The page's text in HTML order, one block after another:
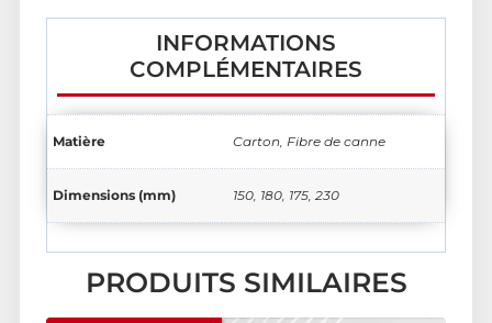
INFORMATIONS
COMPLÉMENTAIRES
Matière Carton, Fibre de canne
Dimensions (mm) 150, 180, 175, 230
PRODUITS SIMILAIRES